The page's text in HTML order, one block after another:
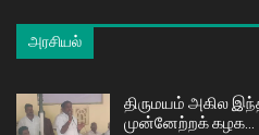
அரசியல்
திருமயம் அகில
முன்னேற்றக் கழக…